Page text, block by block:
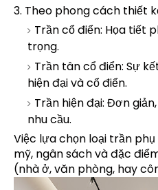
3. Theo phong cách thiết
Trần cổ điển: Họa tiết
trọng.
Trần tân cổ điển: Sự
hiện đại và cổ điển.
Trần hiện đại: Đơn
nhu cầu.
Việc lựa chọn loại trần
mỹ, ngân sách và đặc
(nhà ở, văn phòng, hay